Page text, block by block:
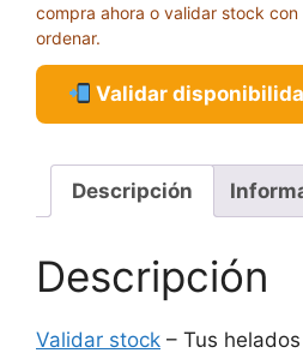
compra ahora o validar stock
ordenar.
Validar
Descripción
Descripción
Validar stock – Tus